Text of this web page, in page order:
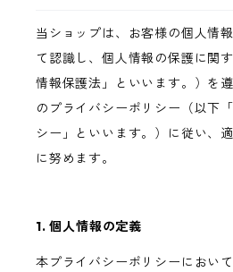
当ショップは、お客様の個人情
て認識し、個人情報の保護に関
情報保護法」といいます。）を
のプライバシーポリシー（以下
シー」といいます。）に従い、
に努めます。
1. 個人情報の定義
本プライバシーポリシーにおい